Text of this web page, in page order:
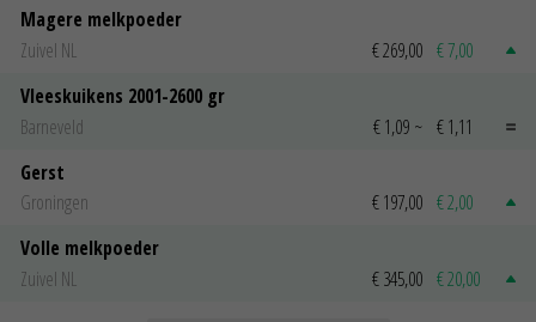
Magere melkpoeder
Zuivel NL
€ 269,00 € 7,00
Vleeskuikens 2001-2600 gr
Barneveld
€ 1,09 ~ € 1,11
Gerst
Groningen
€ 197,00 € 2,00
Volle melkpoeder
Zuivel NL
€ 345,00 € 20,00